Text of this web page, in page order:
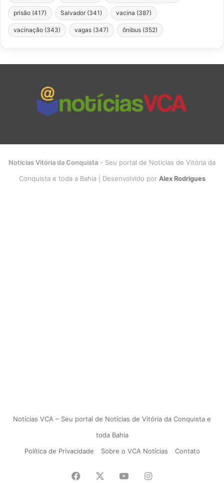
prisão (417) Salvador (341) vacina (387)
vacinação (343) vagas (347) ônibus (352)
Notícias Vitória da Conquista - Seu portal de Notícias de Vitória da
Conquista e toda a Bahia | Desenvolvido por Alex Rodrigues
Notícias VCA – Seu portal de Notícias de Vitória da Conquista e
toda Bahia
Política de Privacidade
Sobre o VCA Notícias Contato
Facebook YouTubeInstagram